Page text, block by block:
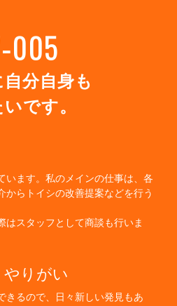
005
分自身も
です。
います。私のメインの仕事は、各
からトイシの改善提案などを行う
はスタッフとして商談も行いま
やりがい
きるので、日々新しい発見もあ